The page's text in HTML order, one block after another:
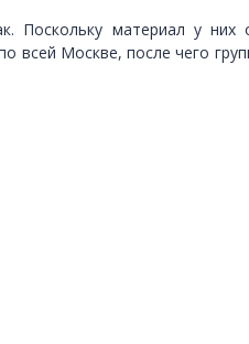
Поскольку материал у
всей Москве, после чего